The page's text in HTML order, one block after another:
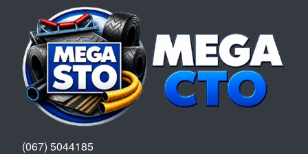
(067) 5044185